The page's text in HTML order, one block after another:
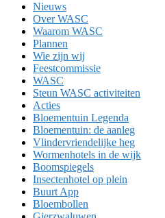
Nieuws
Over WASC
Waarom WASC
Plannen
Wie zijn wij
Feestcommissie
WASC
Steun WASC activiteiten
Acties
Bloementuin Legenda
Bloementuin: de aanleg
Vlindervriendelijke heg
Wormenhotels in de wijk
Boomspiegels
Insectenhotel op plein
Buurt App
Bloembollen